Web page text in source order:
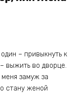
– привыкнуть к
выжить во дворце.
замуж за
стану женой